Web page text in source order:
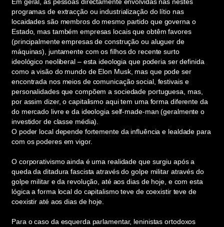
programas de extracção ou industrialização do lítio nas
locaidades são membros do mesmo partido que governa o
Estado, mas também empresas locais que obtêm favores
(principalmente empresas de construção ou aluguer de
máquinas), juntamente com os filhos do recente surto
ideológico neoliberal – esta ideologia que poderia ser definida
como a visão do mundo de Elon Musk, mas que pode ser
encontrada nos meios de comunicação social, festivais e
personalidades que compõem a sociedade portuguesa, mas,
por assim dizer, o capitalismo aqui tem uma forma diferente da
do mercado livre e da ideologia self-made-man (geralmente o
investidor de classe média).
O poder local depende fortemente da influência e lealdade para
com os poderes em vigor.
O corporativismo ainda é uma realidade que surgiu após a
queda da ditadura fascista através do golpe militar através do
golpe militar e da revolução, até aos dias de hoje, e com esta
lógica a forma local do capitalismo teve de coexistir teve de
coexistir até aos dias de hoje.
Para o caso da esquerda parlamentar, leninistas ortodoxos